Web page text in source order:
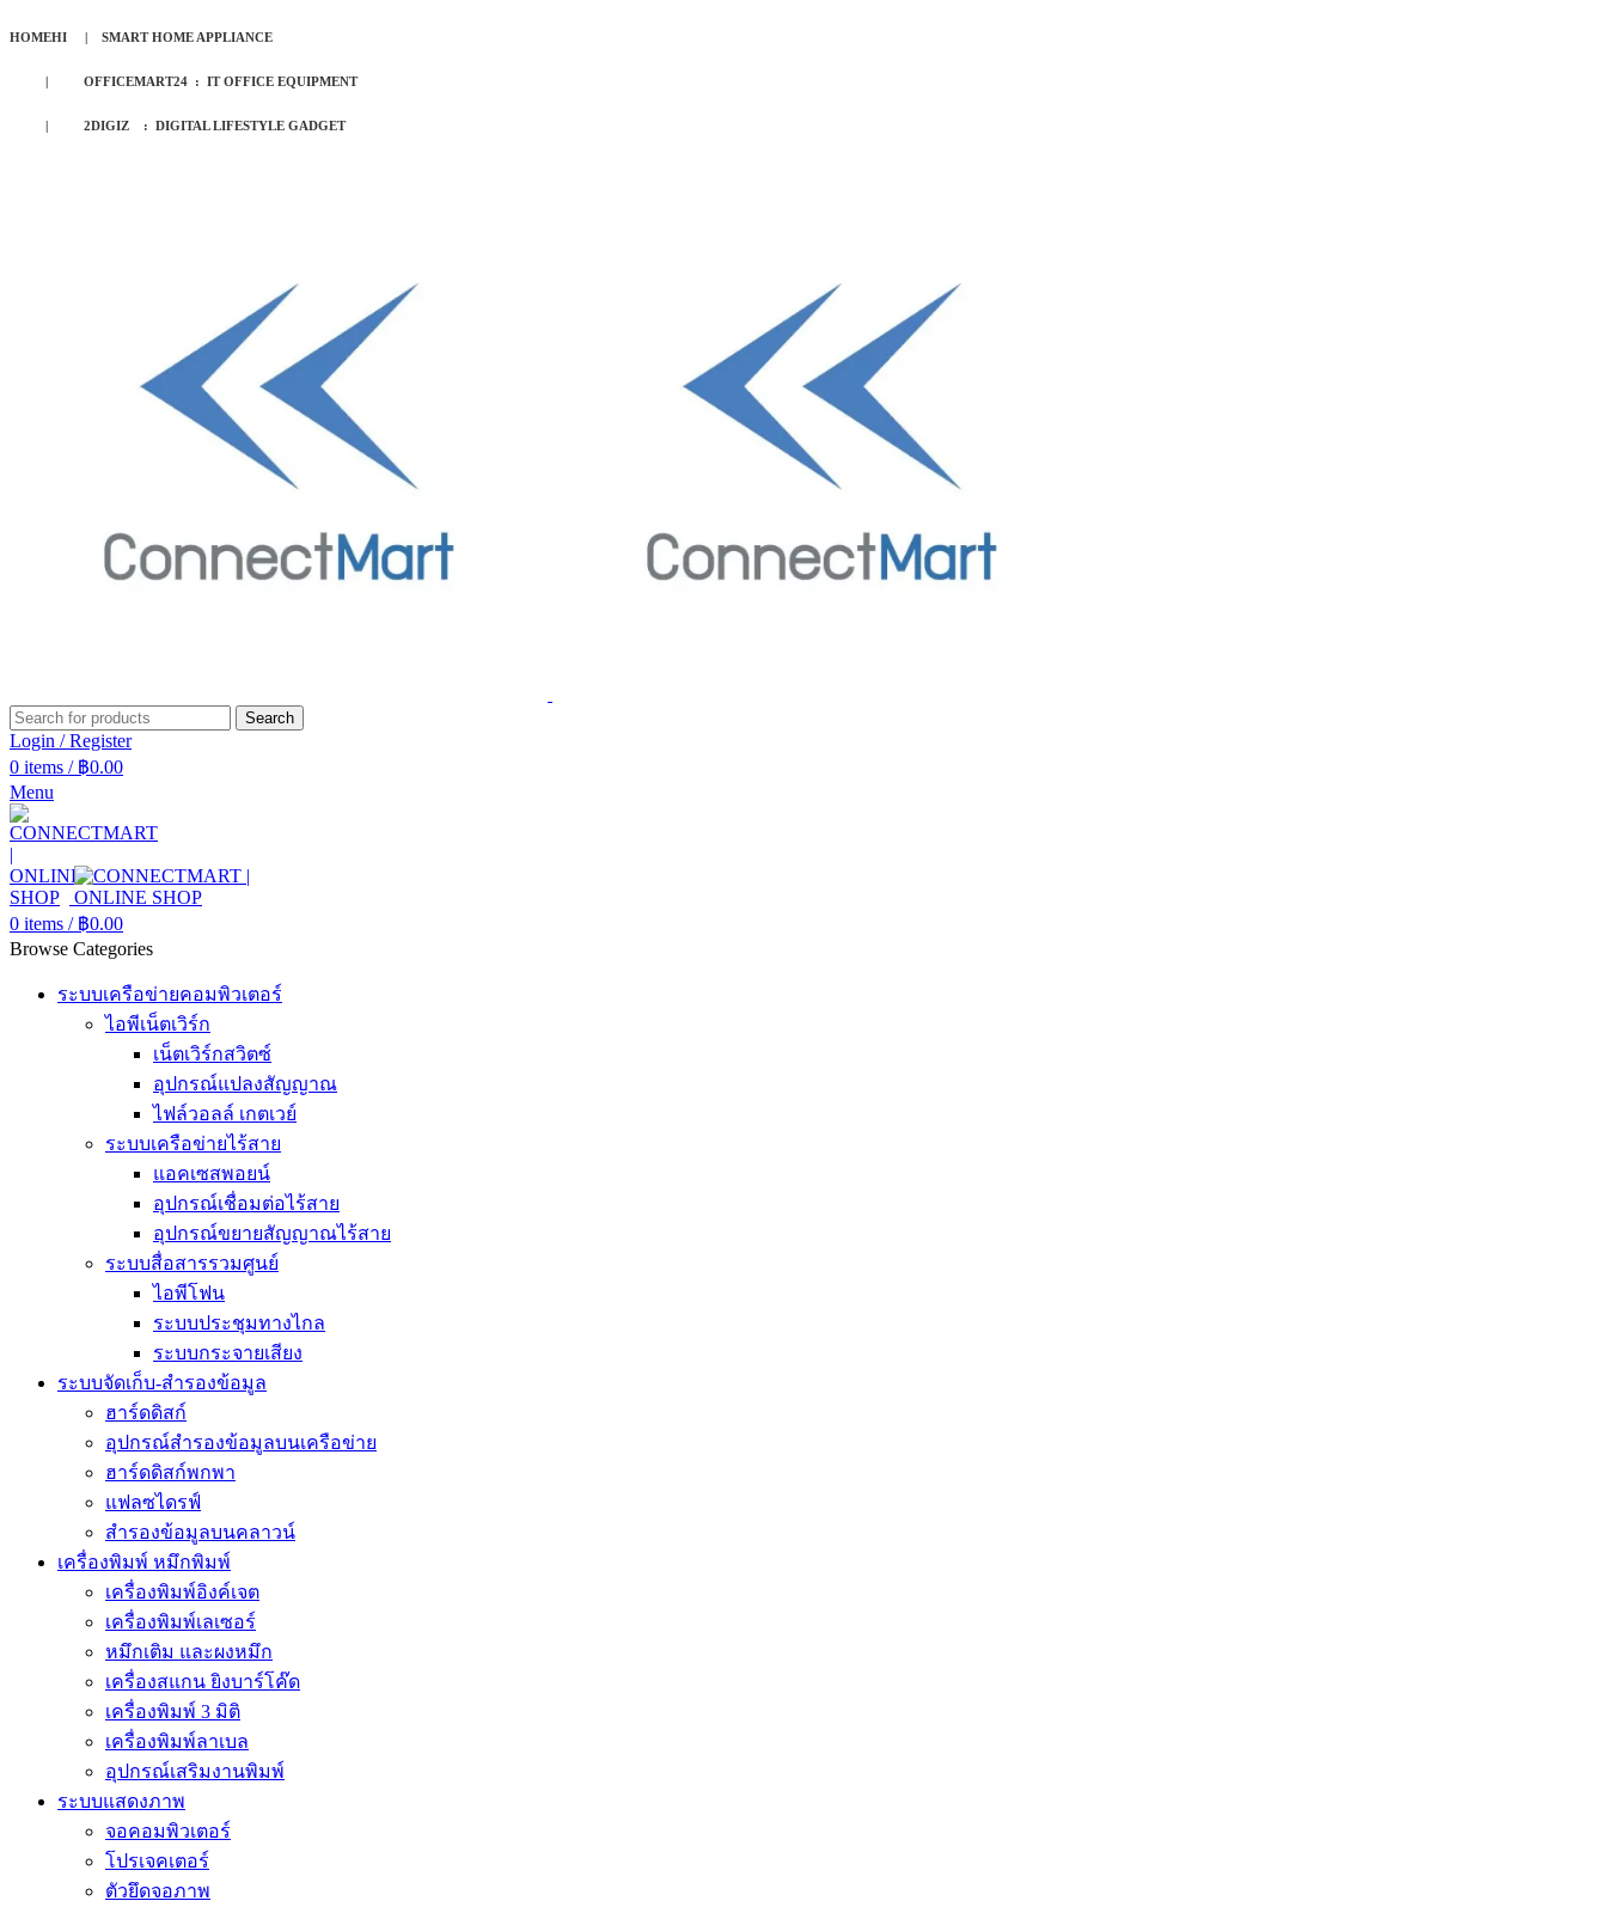
HOMEHI | SMART HOME APPLIANCE
| OFFICEMART24 : IT OFFICE EQUIPMENT
| 2DIGIZ : DIGITAL LIFESTYLE GADGET
Search
Login / Register
0 items / ฿0.00
Menu
0 items / ฿0.00
Browse Categories
ระบบเครือข่ายคอมพิวเตอร์
ไอพีเน็ตเวิร์ก
เน็ตเวิร์กสวิตซ์
อุปกรณ์แปลงสัญญาณ
ไฟล์วอลล์ เกตเวย์
ระบบเครือข่ายไร้สาย
แอคเซสพอยน์
อุปกรณ์เชื่อมต่อไร้สาย
อุปกรณ์ขยายสัญญาณไร้สาย
ระบบสื่อสารรวมศูนย์
ไอพีโฟน
ระบบประชุมทางไกล
ระบบกระจายเสียง
ระบบจัดเก็บ-สำรองข้อมูล
ฮาร์ดดิสก์
อุปกรณ์สำรองข้อมูลบนเครือข่าย
ฮาร์ดดิสก์พกพา
แฟลซไดรฟ์
สำรองข้อมูลบนคลาวน์
เครื่องพิมพ์ หมึกพิมพ์
เครื่องพิมพ์อิงค์เจต
เครื่องพิมพ์เลเซอร์
หมึกเติม และผงหมึก
เครื่องสแกน ยิงบาร์โค๊ด
เครื่องพิมพ์ 3 มิติ
เครื่องพิมพ์ลาเบล
อุปกรณ์เสริมงานพิมพ์
ระบบแสดงภาพ
จอคอมพิวเตอร์
โปรเจคเตอร์
ตัวยึดจอภาพ